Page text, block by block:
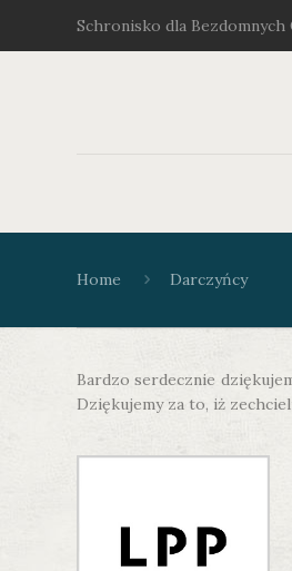
Schronisko dla Bezdomnych
Home Darczyńcy
Bardzo serdecznie
Dziękujemy za to, iż